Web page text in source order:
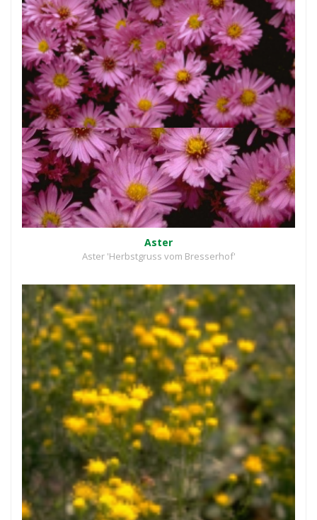
Aster
Aster 'Herbstgruss vom Bresserhof'